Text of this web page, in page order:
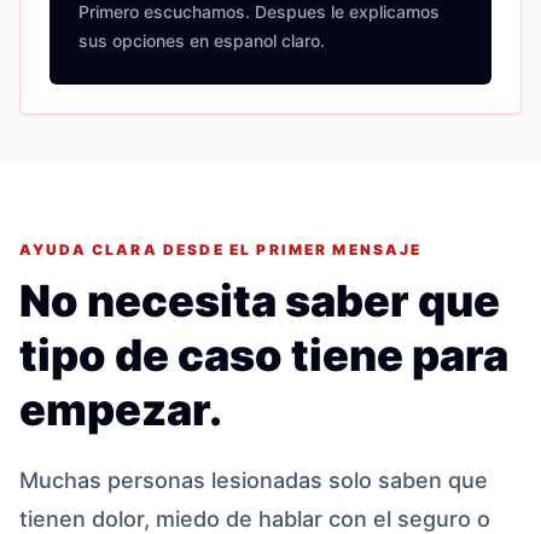
Primero escuchamos. Despues le explicamos
sus opciones en espanol claro.
AYUDA CLARA DESDE EL PRIMER MENSAJE
No necesita saber que
tipo de caso tiene para
empezar.
Muchas personas lesionadas solo saben que
tienen dolor, miedo de hablar con el seguro o